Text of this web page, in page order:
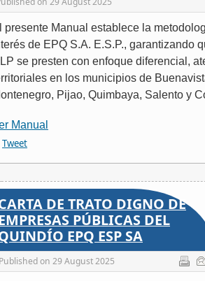
presente Manual establece la
de EPQ S.A. E.S.P., garantizando
se presten con enfoque diferencial,
en los municipios de
Pijao, Quimbaya, Salento y
Manual
Tweet
DE TRATO DIGNO DE
PÚBLICAS DEL
EPQ ESP SA
Published on 29 August 2025